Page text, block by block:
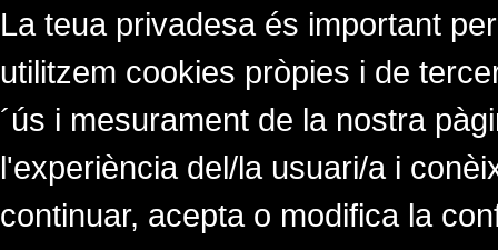
La teua privadesa és important
utilitzem cookies pròpies i de
´ús i mesurament de la nostra
l'experiència del/la usuari/a i
continuar, acepta o modifica la